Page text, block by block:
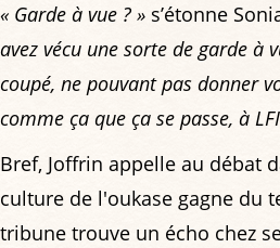
« Garde à vue ? » s’étonne
avez vécu une sorte de garde à
coupé, ne pouvant pas donner
comme ça que ça se passe, à
Bref, Joffrin appelle au débat
culture de l'oukase gagne du
tribune trouve un écho chez